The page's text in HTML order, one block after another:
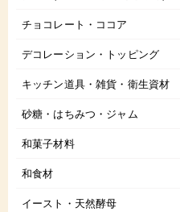
チョコレート・ココア
デコレーション・トッピング
キッチン道具・雑貨・衛生資材
砂糖・はちみつ・ジャム
和菓子材料
和食材
イースト・天然酵母